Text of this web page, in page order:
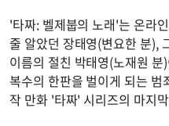
'타짜: 벨제붑의 노래'는 온라
줄 알았던 장태영(변요한 분),
이름의 절친 박태영(노재원
복수의 한판을 벌이게 되는 범
작 만화 '타짜' 시리즈의 마지